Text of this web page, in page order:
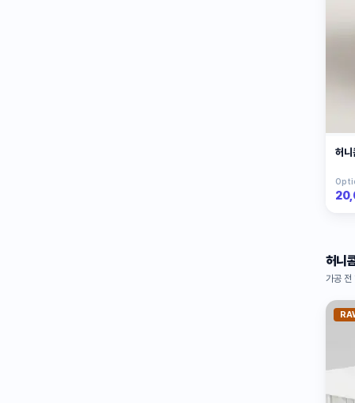
허니
허니
가공 전